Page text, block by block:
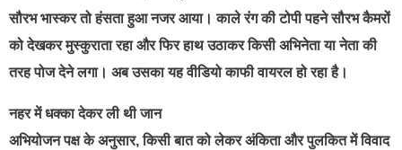
सौरभ भास्कर तो हंसता हुआ नजर आया। काले रंग की टोपी पहने सौरभ कैमरों
को देखकर मुस्कुराता रहा और फिर हाथ उठाकर किसी अभिनेता या नेता की
तरह पोज देने लगा। अब उसका यह वीडियो काफी वायरल हो रहा है।
नहर में धक्का देकर ली थी जान
अभियोजन पक्ष के अनुसार, किसी बात को लेकर अंकिता और पुलकित में विवाद